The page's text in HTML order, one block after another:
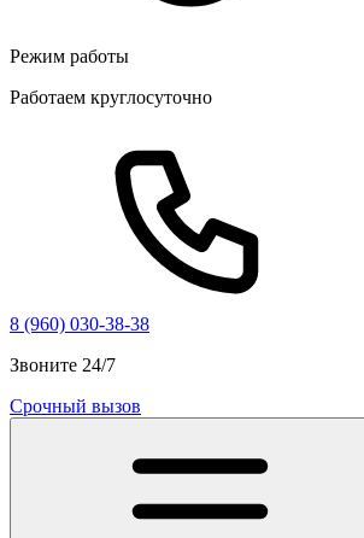
Режим работы
Работаем круглосуточно
8 (960) 030-38-38
Звоните 24/7
Срочный вызов